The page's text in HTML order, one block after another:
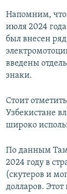
Напомним, что
июля 2024
был внесен
введены
знаки.
Стоит
Узбекистане
широко
По данным
2024 году в
(скутеров и
долларов. Этот